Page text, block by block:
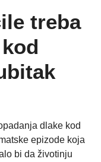
treba
dlake kod
epizode ​​koja
bi da životinju